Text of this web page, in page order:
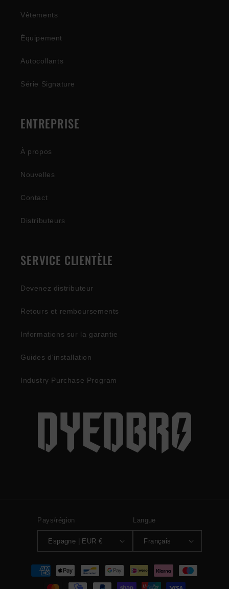
Vêtements
Équipement
Autocollants
Série Signature
ENTREPRISE
À propos
Nouvelles
Contact
Distributeurs
SERVICE CLIENTÈLE
Devenez distributeur
Retours et remboursements
Informations sur la garantie
Guides d'installation
Industry Purchase Program
Pays/région
Espagne | EUR €
Langue
Français
Moyens